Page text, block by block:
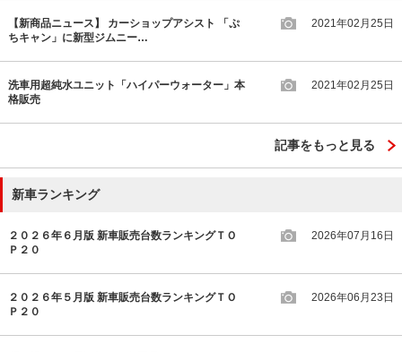
【新商品ニュース】 カーショップアシスト 「ぷ
ちキャン」に新型ジムニー…
2021年02月25日
洗車用超純水ユニット「ハイパーウォーター」本
格販売
2021年02月25日
記事をもっと見る
新車ランキング
２０２６年６月版 新車販売台数ランキングＴＯ
Ｐ２０
2026年07月16日
２０２６年５月版 新車販売台数ランキングＴＯ
Ｐ２０
2026年06月23日